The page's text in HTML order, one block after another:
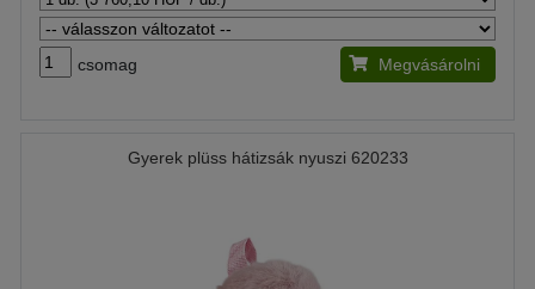
csomag Megvásárolni
Gyerek plüss hátizsák nyuszi 620233